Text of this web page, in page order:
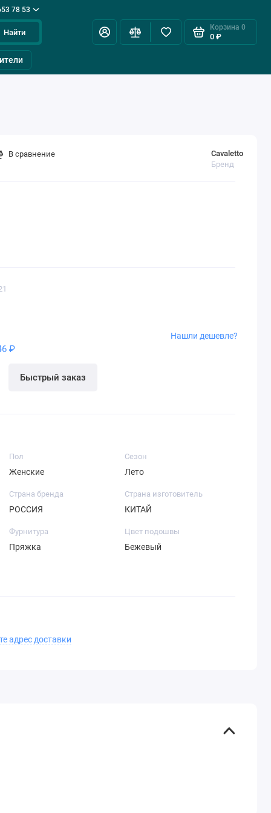
78 53
Найти
Корзина 0
0 ₽
Cavaletto
Бренд
₽
Быстрый заказ
Нашли дешевле?
В сравнение
Пол
Женские
Сезон
Лето
Страна бренда
РОССИЯ
Страна изготовитель
КИТАЙ
Фурнитура
Пряжка
Цвет подошвы
Бежевый
адрес доставки